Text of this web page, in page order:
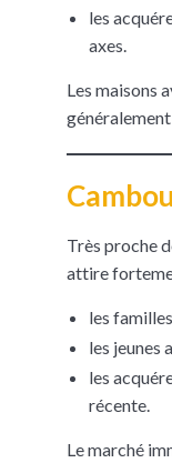
les
axes.
Les maisons
Très proche
attire
les
les jeunes
les
récente.
Le marché